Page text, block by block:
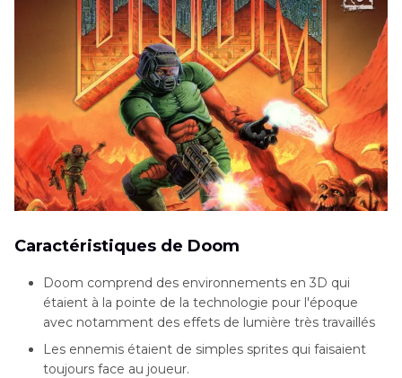
Caractéristiques de Doom
Doom comprend des environnements en 3D qui
étaient à la pointe de la technologie pour l'époque
avec notamment des effets de lumière très travaillés
Les ennemis étaient de simples sprites qui faisaient
toujours face au joueur.